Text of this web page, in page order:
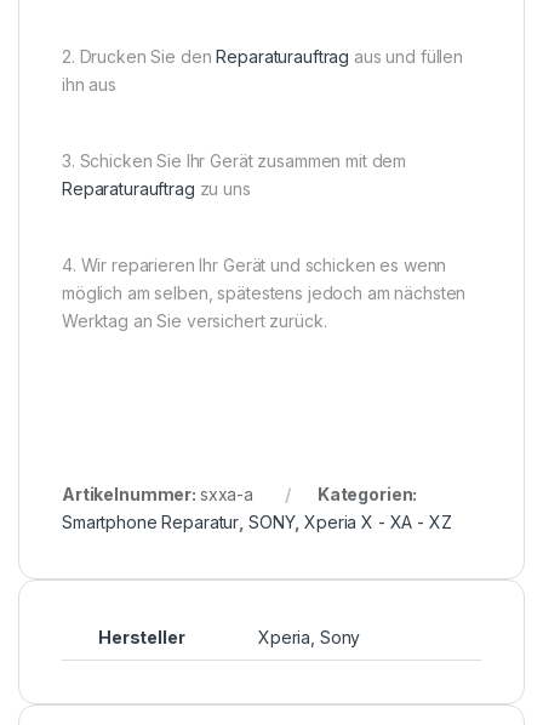
2. Drucken Sie denReparaturauftrag aus und füllen
ihn aus
3. Schicken Sie Ihr Gerät zusammen mit dem
Reparaturauftrag zu uns
4. Wir reparieren Ihr Gerät und schicken es wenn
möglich am selben, spätestens jedoch am nächsten
Werktag an Sie versichert zurück.
Artikelnummer: sxxa-a
Kategorien:
Smartphone Reparatur SONY,Xperia X - XA - XZ
Hersteller Xperia, Sony